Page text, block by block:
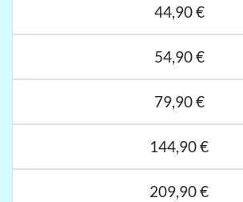
44,90 €
54,90 €
79,90 €
144,90 €
209,90 €